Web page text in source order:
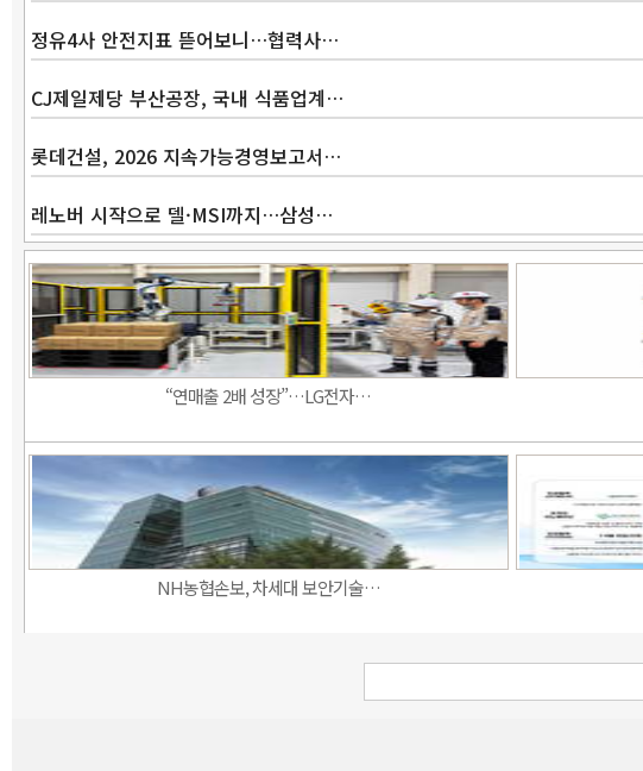
정유4사 안전지표 뜯어보니…협력사…
CJ제일제당 부산공장, 국내 식품업계…
롯데건설, 2026 지속가능경영보고서…
레노버 시작으로 델·MSI까지…삼성…
“연매출 2배 성장”…LG전자…
NH농협손보, 차세대 보안기술…